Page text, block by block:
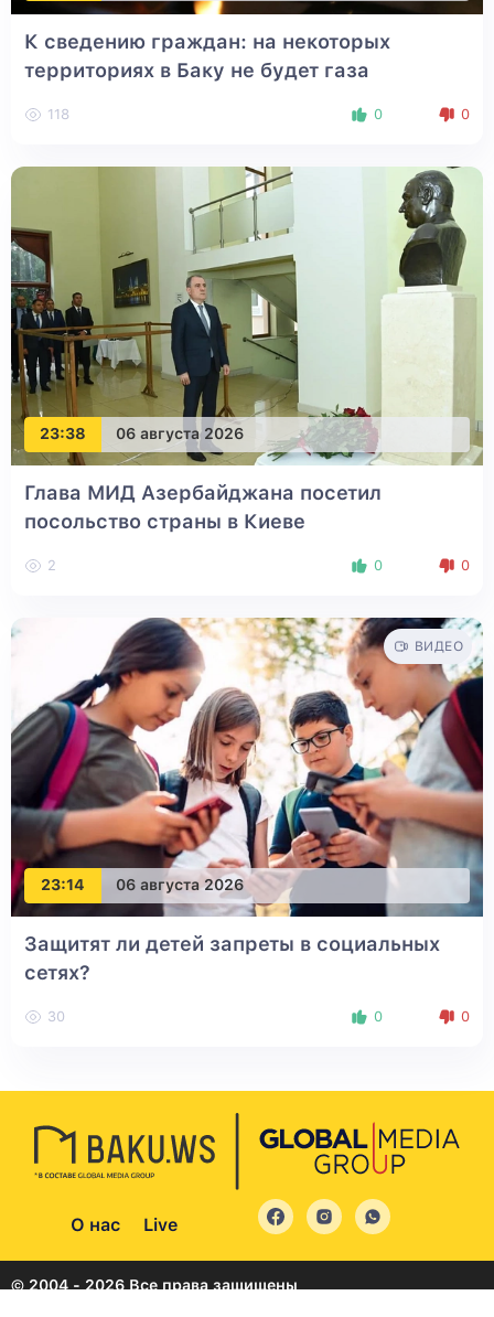
К сведению граждан: на некоторых
территориях в Баку не будет газа
118 0 0
23:38 06 августа 2026
Глава МИД Азербайджана посетил
посольство страны в Киеве
2 0 0
23:14 06 августа 2026
ВИДЕО
Защитят ли детей запреты в социальных
сетях?
30 0 0
О нас Live
© 2004 - 2026 Все права защищены